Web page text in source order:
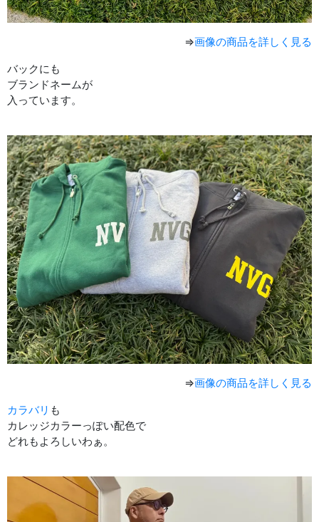
⇒画像の商品を詳しく見る
バックにも
ブランドネームが
入っています。
⇒画像の商品を詳しく見る
カラバリ も
カレッジカラーっぽい配色で
どれもよろしいわぁ。